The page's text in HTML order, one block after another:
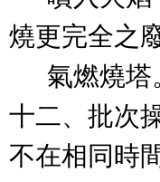
燒更完全之
氣燃燒塔
十二、批次
不在相同時